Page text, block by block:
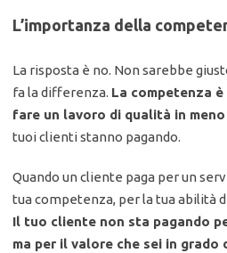
L’importanza della
La risposta è no. Non sarebbe
fa la differenza. La competenza
fare un lavoro di qualità in
tuoi clienti stanno pagando.
Quando un cliente paga per un
tua competenza, per la tua abilità
Il tuo cliente non sta pagando
ma per il valore che sei in grado